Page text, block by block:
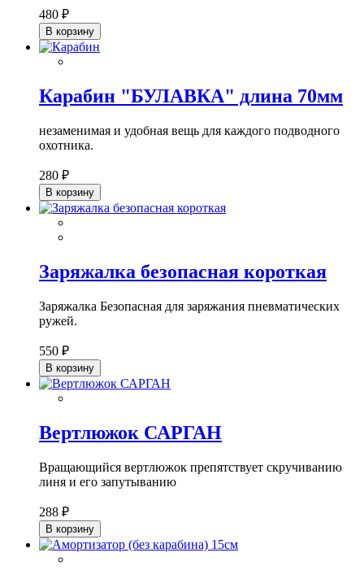
480 ₽
В корзину
Карабин "БУЛАВКА" длина 70мм
незаменимая и удобная вещь для каждого подводного
охотника.
280 ₽
В корзину
Заряжалка безопасная короткая
Заряжалка Безопасная для заряжания пневматических
ружей.
550 ₽
В корзину
Вертлюжок САРГАН
Вращающийся вертлюжок препятствует скручиванию
линя и его запутыванию
288 ₽
В корзину